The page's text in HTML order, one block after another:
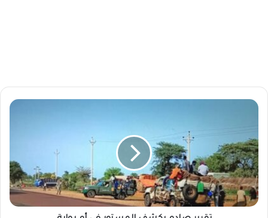
ت
ي
ر
ص
ا
د
م